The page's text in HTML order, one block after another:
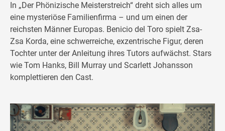
In „Der Phönizische Meisterstreich“ dreht sich alles um
eine mysteriöse Familienfirma – und um einen der
reichsten Männer Europas. Benicio del Toro spielt Zsa-
Zsa Korda, eine schwerreiche, exzentrische Figur, deren
Tochter unter der Anleitung ihres Tutors aufwächst. Stars
wie Tom Hanks, Bill Murray und Scarlett Johansson
komplettieren den Cast.